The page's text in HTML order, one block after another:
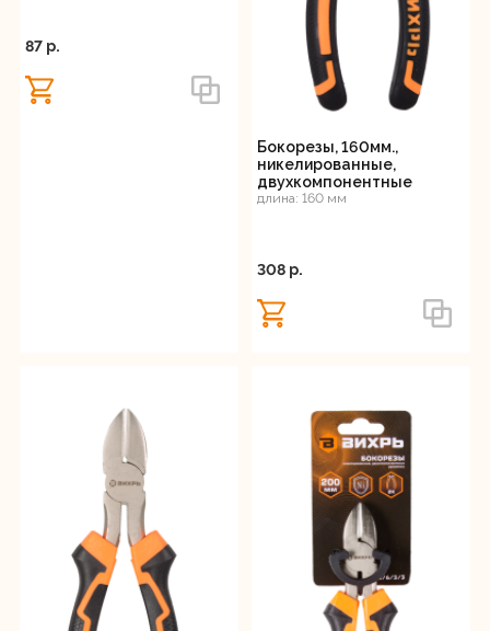
87 p.
Бокорезы, 160мм.,
никелированные,
двухкомпонентные
рукоятки, Вихрь
длина: 160 мм
308 p.